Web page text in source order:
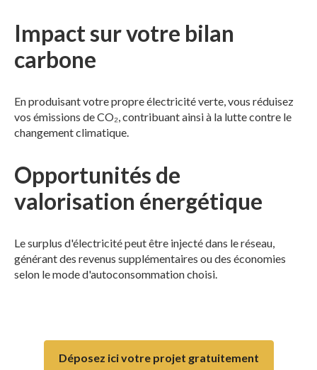
Impact sur votre bilan
carbone
En produisant votre propre électricité verte, vous réduisez
vos émissions de CO₂, contribuant ainsi à la lutte contre le
changement climatique.
Opportunités de
valorisation énergétique
Le surplus d'électricité peut être injecté dans le réseau,
générant des revenus supplémentaires ou des économies
selon le mode d'autoconsommation choisi.
Déposez ici votre projet gratuitement